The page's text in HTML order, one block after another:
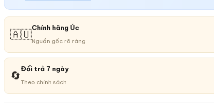
nho
250ml
số
lượng
🇦🇺
Chính hãng Úc
Nguồn gốc rõ ràng
🔄
Đổi trả 7 ngày
Theo chính sách